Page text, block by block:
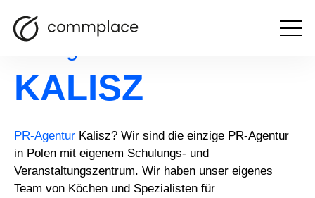
PR-Agentur
KALISZ
PR-Agentur Kalisz? Wir sind die einzige PR-Agentur
in Polen mit eigenem Schulungs- und
Veranstaltungszentrum. Wir haben unser eigenes
Team von Köchen und Spezialisten für